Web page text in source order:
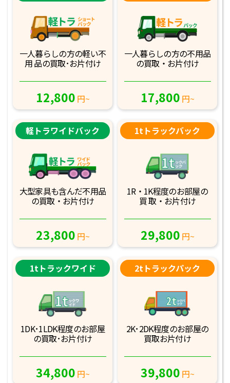
一人暮らしの方の軽い不
用 品の買取･お片付け
12,800 円~
一人暮らしの方の不用品
の買取・お片付け
17,800 円~
軽トラワイドバック
大型家具も含んだ不用品
の買取・お片付け
23,800 円~
1tトラックバック
1R・1K程度のお部屋の
買 取・お片付け
29,800 円~
1tトラックワイド
1DK･1LDK程度のお部屋
の買取･お片付け
34,800 円~
2tトラックパック
2K･2DK程度のお部屋の
買取お片付け
39,800 円~